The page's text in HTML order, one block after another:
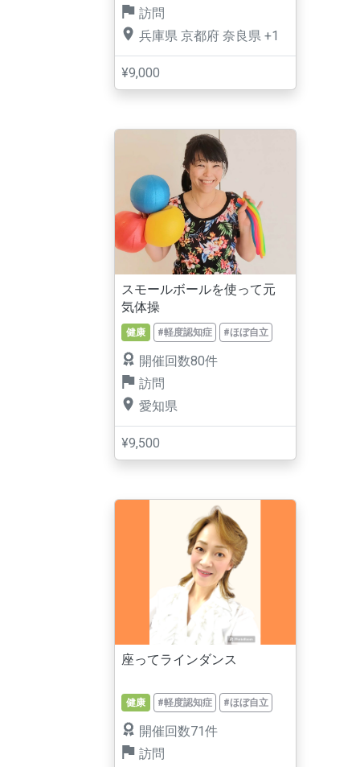
訪問
兵庫県 京都府 奈良県 +1
¥9,000
スモールボールを使って元
気体操
健康 #軽度認知症 #ほぼ自立
開催回数80件
訪問
愛知県
¥9,500
座ってラインダンス
健康 #軽度認知症 #ほぼ自立
開催回数71件
訪問